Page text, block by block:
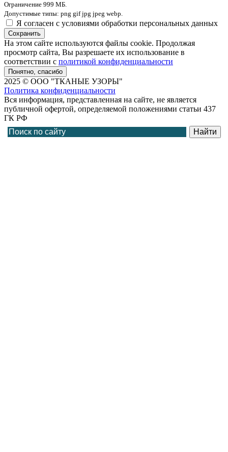
Ограничение 999 МБ.
Допустимые типы: png gif jpg jpeg webp.
Я согласен с условиями обработки персональных данных
Сохранить
На этом сайте используются файлы cookie. Продолжая
просмотр сайта, Вы разрешаете их использование в
соответствии с политикой конфиденциальности
Понятно, спасибо
2025 © ООО "ТКАНЫЕ УЗОРЫ"
Политика конфиденциальности
Вся информация, представленная на сайте, не является
публичной офертой, определяемой положениями статьи 437
ГК РФ